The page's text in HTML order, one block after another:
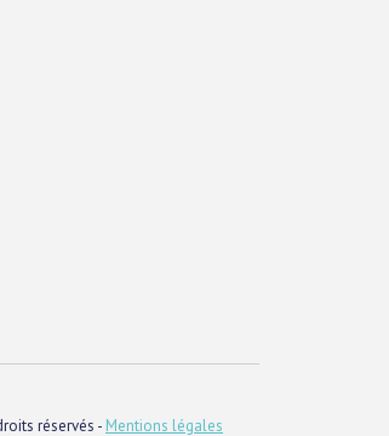
réservés - Mentions légales